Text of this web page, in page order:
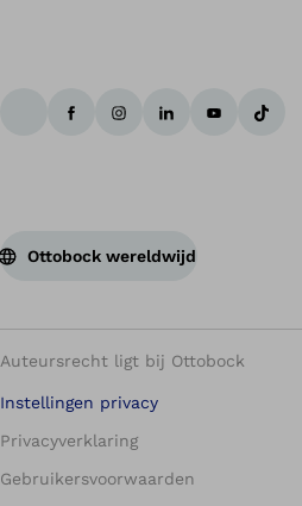
Ottobock wereldwijd
Auteursrecht ligt bij Ottobock
Instellingen privacy
Privacyverklaring
Gebruikersvoorwaarden